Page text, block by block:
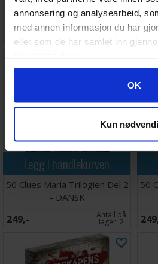
annonsering og analysearbeid,
med annen informasjon du har
eller som de har samlet inn
Googles retningslinjer forOK
Kun
- DANSK
249,- Antall på
lager:
Legg i handlekurven
50 Clues Maria Trilogien Del 2
- DANSK
249,- Antall på
lager:2
50